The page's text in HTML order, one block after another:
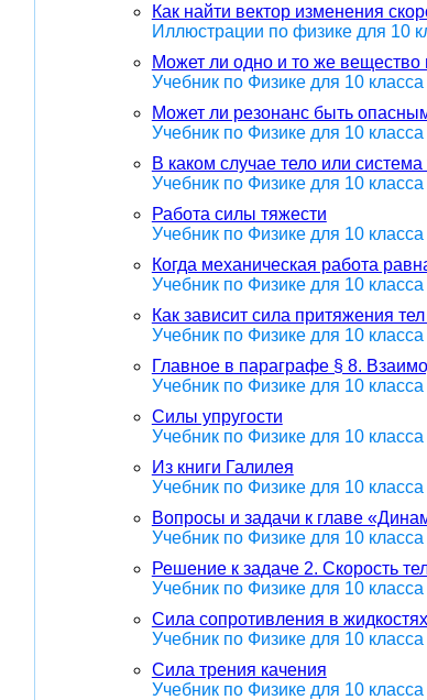
Как найти вектор изменения
Иллюстрации по физике для 10
Может ли одно и то же вещество
Учебник по Физике для 10
Может ли резонанс быть
Учебник по Физике для 10
В каком случае тело или
Учебник по Физике для 10
Работа силы тяжести
Учебник по Физике для 10
Когда механическая работа
Учебник по Физике для 10
Как зависит сила притяжения
Учебник по Физике для 10
Главное в параграфе § 8.
Учебник по Физике для 10
Силы упругости
Учебник по Физике для 10
Из книги Галилея
Учебник по Физике для 10
Вопросы и задачи к главе
Учебник по Физике для 10
Решение к задаче 2. Скорость
Учебник по Физике для 10
Сила сопротивления в
Учебник по Физике для 10
Сила трения качения
Учебник по Физике для 10